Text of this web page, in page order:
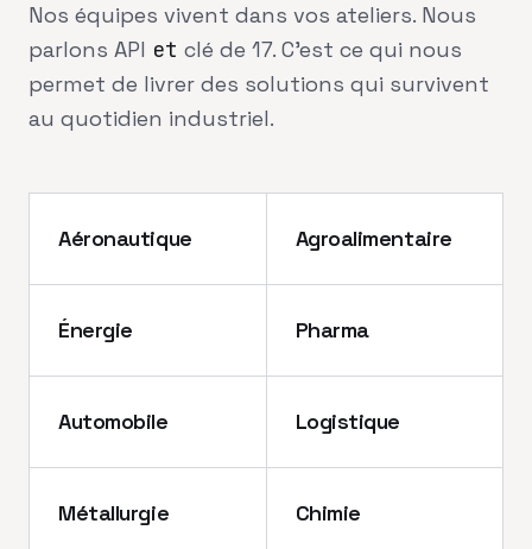
Nos équipes vivent dans vos ateliers. Nous
parlons API et clé de 17. C'est ce qui nous
permet de livrer des solutions qui survivent
au quotidien industriel.
Aéronautique Agroalimentaire
Énergie Pharma
Automobile Logistique
Métallurgie Chimie